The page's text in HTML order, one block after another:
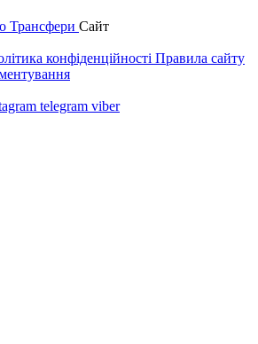
Трансфери Сайт
конфіденційності Правила сайту
telegram viber